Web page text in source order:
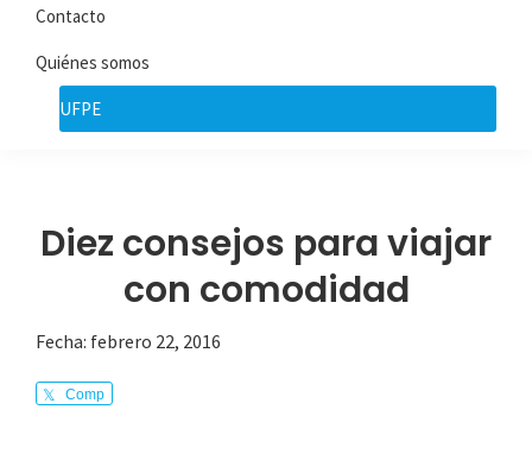
sobre
su
enfermedad
Contacto
Quiénes somos
UFPE
Diez consejos para viajar
con comodidad
Fecha: febrero 22, 2016
Comp